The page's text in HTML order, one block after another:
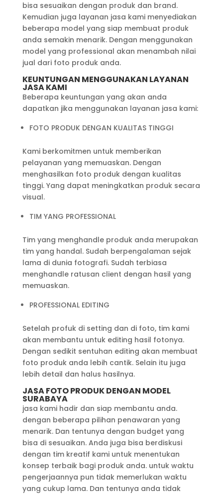
bisa sesuaikan dengan produk dan brand.
Kemudian juga layanan jasa kami menyediakan
beberapa model yang siap membuat produk
anda semakin menarik. Dengan menggunakan
model yang professional akan menambah nilai
jual dari foto produk anda.
KEUNTUNGAN MENGGUNAKAN LAYANAN
JASA KAMI
Beberapa keuntungan yang akan anda
dapatkan jika menggunakan layanan jasa kami:
FOTO PRODUK DENGAN KUALITAS TINGGI
Kami berkomitmen untuk memberikan
pelayanan yang memuaskan. Dengan
menghasilkan foto produk dengan kualitas
tinggi. Yang dapat meningkatkan produk secara
visual.
TIM YANG PROFESSIONAL
Tim yang menghandle produk anda merupakan
tim yang handal. Sudah berpengalaman sejak
lama di dunia fotografi. Sudah terbiasa
menghandle ratusan client dengan hasil yang
memuaskan.
PROFESSIONAL EDITING
Setelah profuk di setting dan di foto, tim kami
akan membantu untuk editing hasil fotonya.
Dengan sedikit sentuhan editing akan membuat
foto produk anda lebih cantik. Selain itu juga
lebih detail dan halus hasilnya.
JASA FOTO PRODUK DENGAN MODEL
SURABAYA
jasa kami hadir dan siap membantu anda.
dengan beberapa pilihan penawaran yang
menarik. Dan tentunya dengan budget yang
bisa di sesuaikan. Anda juga bisa berdiskusi
dengan tim kreatif kami untuk menentukan
konsep terbaik bagi produk anda. untuk waktu
pengerjaannya pun tidak memerlukan waktu
yang cukup lama. Dan tentunya anda tidak